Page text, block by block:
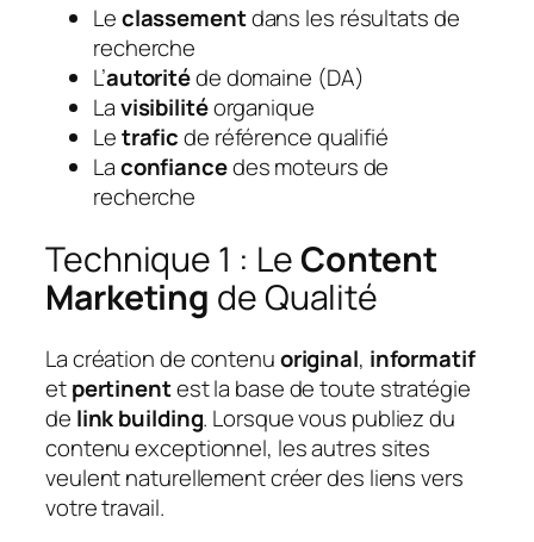
Leclassementdans les résultats de
recherche
L’autoritéde domaine (DA)
Lavisibilitéorganique
Letraficde référence qualifié
Laconfiancedes moteurs de
recherche
Technique 1 : LeContent
Marketing de Qualité
La création de contenuoriginal, informatif
etpertinentest la base de toute stratégie
de link building. Lorsque vous publiez du
contenu exceptionnel, les autres sites
veulent naturellement créer des liens vers
votre travail.